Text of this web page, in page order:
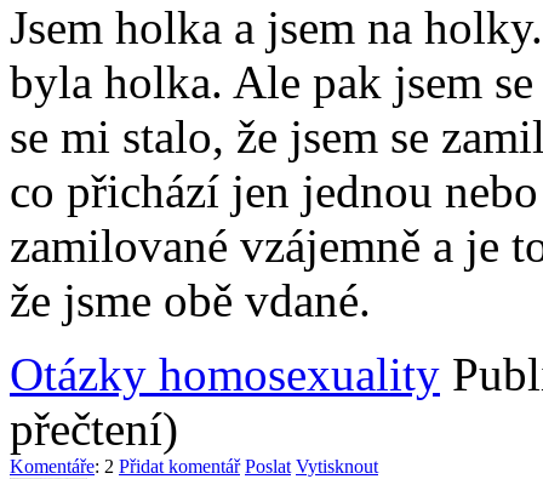
Jsem holka a jsem na
byla holka. Ale pak jsem
se mi stalo, že jsem se
co přichází jen jednou
zamilované vzájemně a je
že jsme obě vdané.
Otázky homosexuality
přečtení)
Komentáře: 2 Přidat komentář Poslat Vytisknout